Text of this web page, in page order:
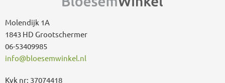
Molendijk 1A
1843 HD Grootschermer
06-53409985
info@bloesemwinkel.nl
Kvk nr: 37074418